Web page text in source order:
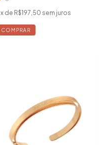
x de R$197,50 sem juros
COMPRAR